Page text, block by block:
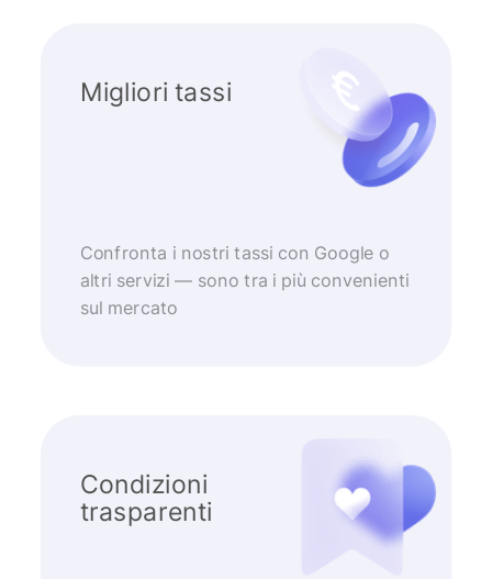
Migliori tassi
Confronta i nostri tassi con Google o
altri servizi — sono tra i più convenienti
sul mercato
Condizioni
trasparenti